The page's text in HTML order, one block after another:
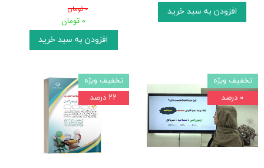
افزودن به سبد خرید ۰ تومان
۰ تومان
افزودن به سبد خرید
تخفیف ویژه
۰ درصد
تخفیف ویژه
۲۲ درصد